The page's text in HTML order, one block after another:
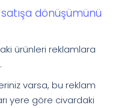
dönüşümünü
ürünleri reklamlara
varsa, bu reklam
yere göre civardaki